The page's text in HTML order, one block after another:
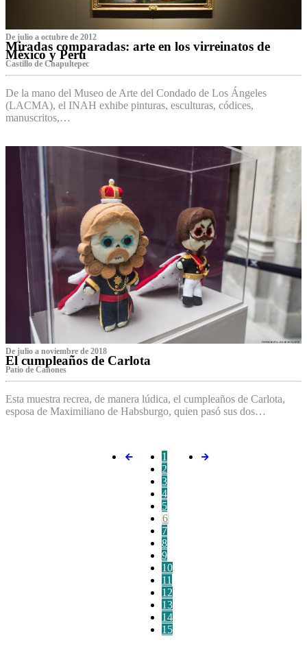
De julio a octubre de 2012
Miradas comparadas: arte en los virreinatos de
México y Perú
Castillo de Chapultepec
De la mano del Museo de Arte del Condado de Los Ángeles
(LACMA), el INAH exhibe pinturas, esculturas, códices,
manuscritos,…
De julio a noviembre de 2018
El cumpleaños de Carlota
Patio de Cañones
Esta muestra recrea, de manera lúdica, el cumpleaños de Carlota,
esposa de Maximiliano de Habsburgo, quien pasó sus dos…
1
2
3
4
5
6
7
8
9
10
11
12
13
14
15